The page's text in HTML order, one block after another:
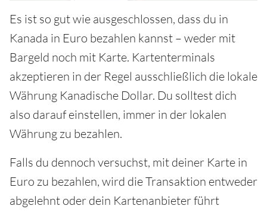
Es ist so gut wie ausgeschlossen, dass du in
Kanada in Euro bezahlen kannst – weder mit
Bargeld noch mit Karte. Kartenterminals
akzeptieren in der Regel ausschließlich die lokale
Währung Kanadische Dollar. Du solltest dich
also darauf einstellen, immer in der lokalen
Währung zu bezahlen.
Falls du dennoch versuchst, mit deiner Karte in
Euro zu bezahlen, wird die Transaktion entweder
abgelehnt oder dein Kartenanbieter führt